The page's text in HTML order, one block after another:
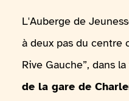
L'Auberge de
à deux pas du centre
Rive Gauche”, dans la
de la gare de